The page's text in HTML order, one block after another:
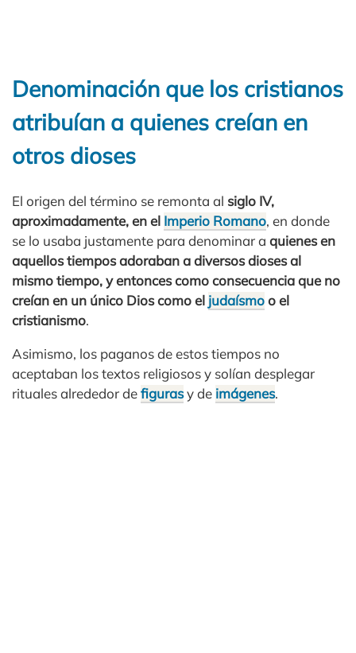
Denominación que los cristianos
atribuían a quienes creían en
otros dioses
El origen del término se remonta al siglo IV,
aproximadamente, en el Imperio Romano, en donde
se lo usaba justamente para denominar a quienes en
aquellos tiempos adoraban a diversos dioses al
mismo tiempo, y entonces como consecuencia que no
creían en un único Dios como el judaísmoo el
cristianismo.
Asimismo, los paganos de estos tiempos no
aceptaban los textos religiosos y solían desplegar
rituales alrededor defigurasy de imágenes.